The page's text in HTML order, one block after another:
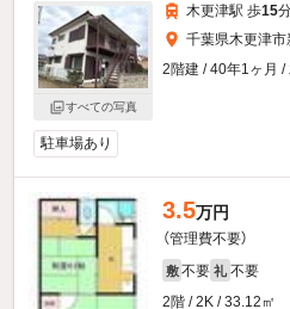
すべての写真
木更津駅 歩15
千葉県木更津市
2階建 / 40年1ヶ月 /
駐車場あり
3.5万円
（管理費不要）
敷 不要 礼 不要
2階 / 2K / 33.12㎡